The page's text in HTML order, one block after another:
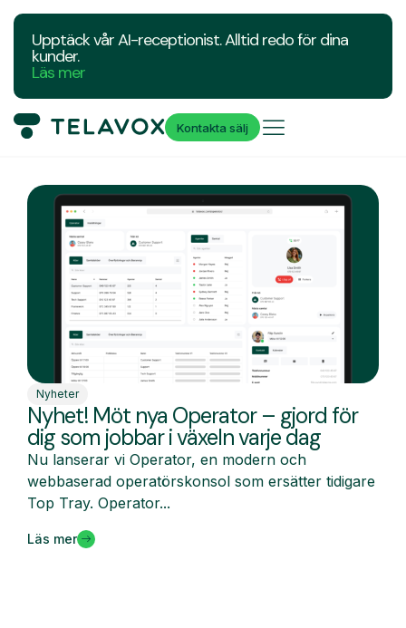
Upptäck vår AI-receptionist. Alltid redo för dina
kunder.
Läs mer
Kontakta sälj
Nyheter
Nyhet! Möt nya Operator – gjord för
dig som jobbar i växeln varje dag
Nu lanserar vi Operator, en modern och
webbaserad operatörskonsol som ersätter tidigare
Top Tray. Operator...
Läs mer